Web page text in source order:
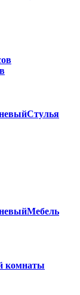
Стулья
Мебель
комнаты